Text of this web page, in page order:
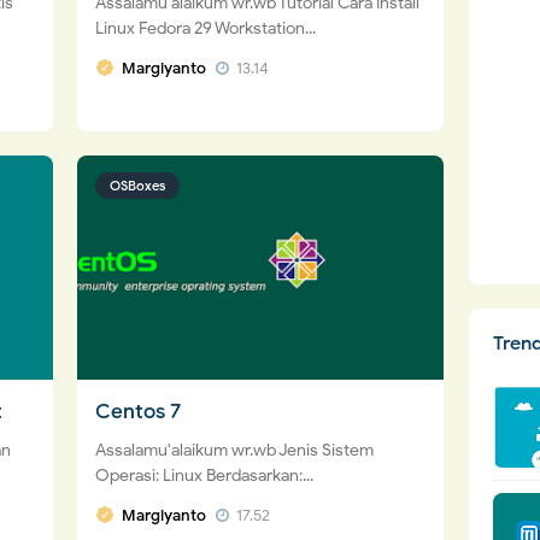
Linux Fedora 29 Workstation...
Margiyanto
13.14
Centos 7
OSBoxes
Assalamu'alaikum wr.wb Jenis Sistem
Operasi: Linux Berdasarkan:...
Margiyanto
17.52